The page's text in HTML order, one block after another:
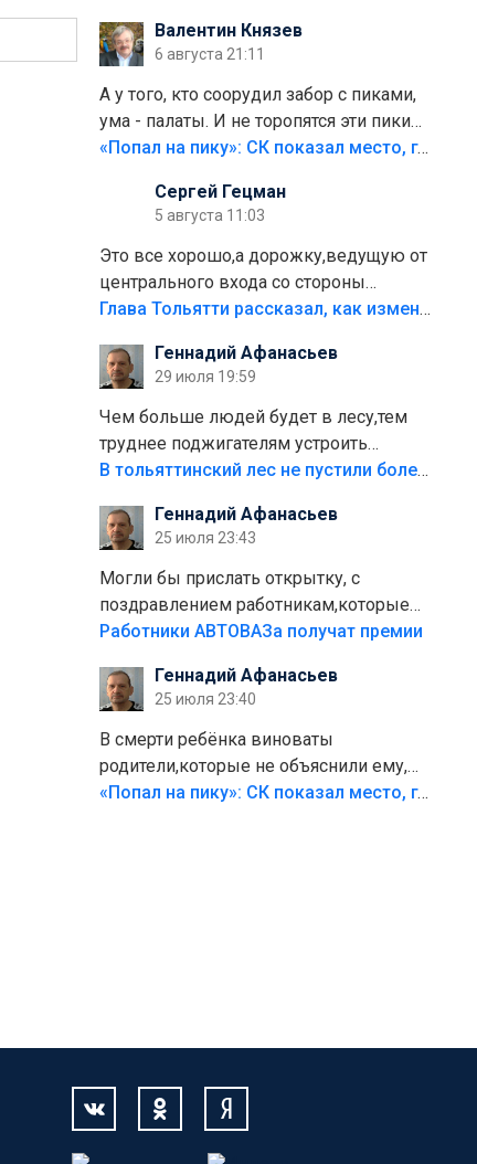
Валентин Князев
6 августа 21:11
А у того, кто соорудил забор с пиками,
ума - палаты. И не торопятся эти пики
срезать
«Попал на пику»: СК показал место, где был смертельно травмирован ребенок в Тольятти
Сергей Гецман
5 августа 11:03
Это все хорошо,а дорожку,ведущую от
центрального входа со стороны
кафе"Мираж" к аттракционам слабо
плитки не хватило,т.к.осенью и зимой
лежала в парке и испортилась.Да
еще,видимо,часть украли.
Глава Тольятти рассказал, как изменится парк Центрального района
Геннадий Афанасьев
29 июля 19:59
Чем больше людей будет в лесу,тем
труднее поджигателям устроить
пожар.Тех кто разводит костры,тех
полно стоит,почему водители всё
равно едут в лес? Штрафы мизерные.
В тольяттинский лес не пустили более тысячи автомобилей
Геннадий Афанасьев
25 июля 23:43
Могли бы прислать открытку, с
поздравлением работникам,которые
больше сорока лет отработали на
Работники АВТОВАЗа получат премии
Геннадий Афанасьев
25 июля 23:40
В смерти ребёнка виноваты
родители,которые не объяснили ему,
что такое хорошо и что такое плохо!
«Попал на пику»: СК показал место, где был смертельно травмирован ребенок в Тольятти